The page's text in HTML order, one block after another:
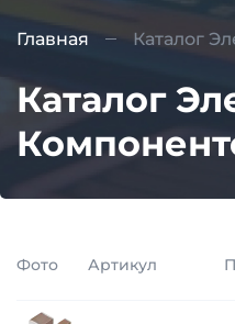
Главная Каталог
Каталог
Фото Артикул